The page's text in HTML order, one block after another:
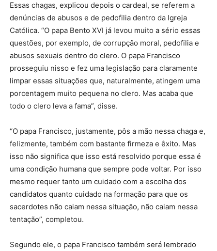
Essas chagas, explicou depois o cardeal, se referem a
denúncias de abusos e de pedofilia dentro da Igreja
Católica. “O papa Bento XVI já levou muito a sério essas
questões, por exemplo, de corrupção moral, pedofilia e
abusos sexuais dentro do clero. O papa Francisco
prosseguiu nisso e fez uma legislação para claramente
limpar essas situações que, naturalmente, atingem uma
porcentagem muito pequena no clero. Mas acaba que
todo o clero leva a fama”, disse.
“O papa Francisco, justamente, pôs a mão nessa chaga e,
felizmente, também com bastante firmeza e êxito. Mas
isso não significa que isso está resolvido porque essa é
uma condição humana que sempre pode voltar. Por isso
mesmo requer tanto um cuidado com a escolha dos
candidatos quanto cuidado na formação para que os
sacerdotes não caiam nessa situação, não caiam nessa
tentação”, completou.
Segundo ele, o papa Francisco também será lembrado